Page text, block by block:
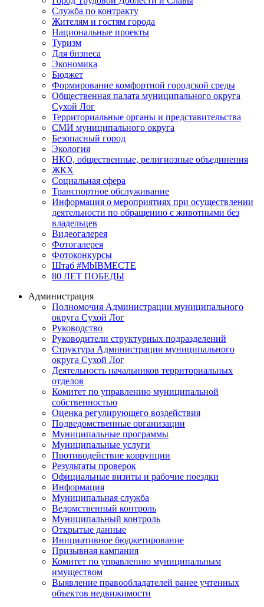
Служба по контракту
Жителям и гостям города
Национальные проекты
Туризм
Для бизнеса
Экономика
Бюджет
Формирование комфортной городской среды
Общественная палата муниципального округа
Сухой Лог
Территориальные органы и представительства
СМИ муниципального округа
Безопасный город
Экология
НКО, общественные, религиозные объединения
ЖКХ
Социальная сфера
Транспортное обслуживание
Информация о мероприятиях при осуществлении
деятельности по обращению с животными без
владельцев
Видеогалерея
Фотогалерея
Фотоконкурсы
Штаб #MbIBMECTE
80 ЛЕТ ПОБЕДЫ
Администрация
Полномочия Администрации муниципального
округа Сухой Лог
Руководство
Руководители структурных подразделений
Структура Администрации муниципального
округа Сухой Лог
Деятельность начальников территориальных
отделов
Комитет по управлению муниципальной
собственностью
Оценка регулирующего воздействия
Подведомственные организации
Муниципальные программы
Муниципальные услуги
Противодействие коррупции
Результаты проверок
Официальные визиты и рабочие поездки
Информация
Муниципальная служба
Ведомственный контроль
Муниципальный контроль
Открытые данные
Инициативное бюджетирование
Призывная кампания
Комитет по управлению муниципальным
имуществом
Выявление правообладателей ранее учтенных
объектов недвижимости